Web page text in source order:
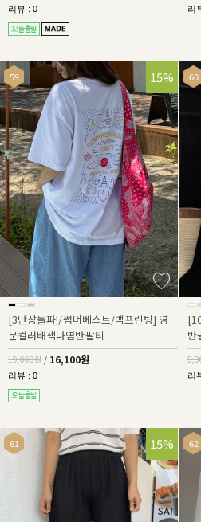
리뷰 : 0 리
15%
[3만장돌파!/썸머베스트/백프린팅] 영
문컬러배색나염반팔티
19,000원 / 16,100원
리뷰 : 0
반
리
15%